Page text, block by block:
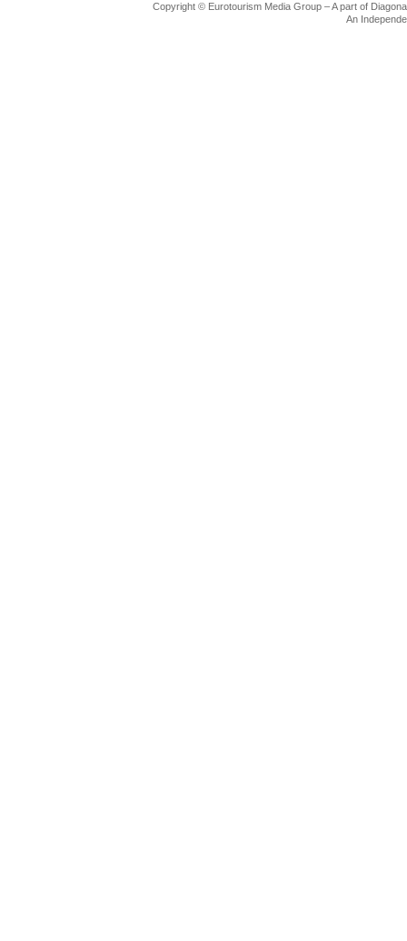
Copyright © Eurotourism Media Group – A part of
An